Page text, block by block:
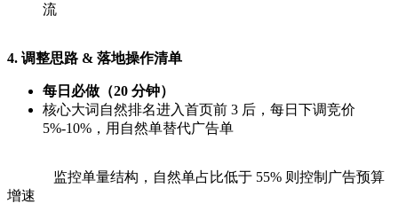
流
4. 调整思路 & 落地操作清单
每日必做（20 分钟）
核心大词自然排名进入首页前 3 后，每日下调竞价
5%-10%，用自然单替代广告单
监控单量结构，自然单占比低于 55% 则控制广告预算
增速